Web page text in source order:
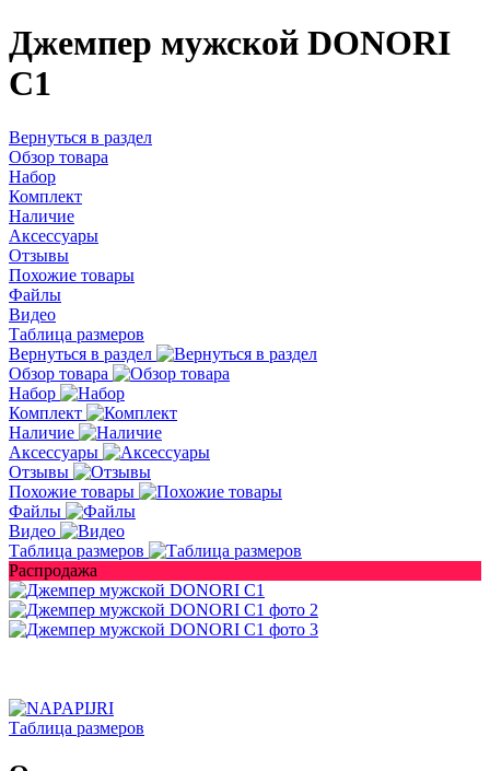
Джемпер мужской DONORI
C1
Вернуться в раздел
Обзор товара
Набор
Комплект
Наличие
Аксессуары
Отзывы
Похожие товары
Файлы
Видео
Таблица размеров
Вернуться в раздел
Обзор товара
Набор
Комплект
Наличие
Аксессуары
Отзывы
Похожие товары
Файлы
Видео
Таблица размеров
Распродажа
Таблица размеров